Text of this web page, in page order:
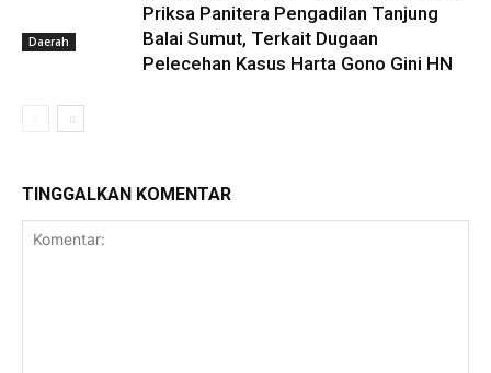
Daerah
Priksa Panitera Pengadilan Tanjung
Balai Sumut, Terkait Dugaan
Pelecehan Kasus Harta Gono Gini HN
TINGGALKAN KOMENTAR